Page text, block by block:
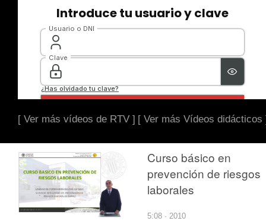
[ Ver más vídeos de RTV ] [ Ver más Vídeos didácticos
Curso básico en
prevención de riesgos
laborales
5:08 · 2010